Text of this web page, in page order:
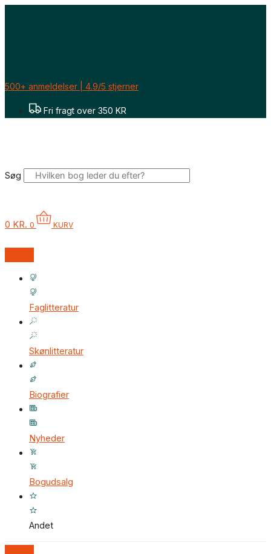
Gå
500+ anmeldelser | 4.9/5 stjerner
Fri fragt over 350 KR
Søg
0 KR. 0 KURV
Faglitteratur
Skønlitteratur
Biografier
Nyheder
Bogudsalg
Andet